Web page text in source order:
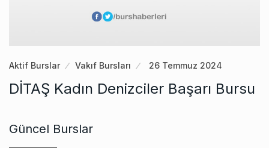
Aktif Burslar Vakıf Bursları 26 Temmuz 2024
DİTAŞ Kadın Denizciler Başarı Bursu
Güncel Burslar